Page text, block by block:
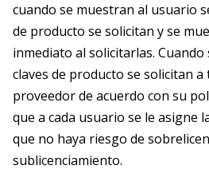
cuando se muestran al usuario
de producto se solicitan y se
inmediato al solicitarlas. Cuando
claves de producto se solicitan a
proveedor de acuerdo con su
que a cada usuario se le asigne
que no haya riesgo de
sublicenciamiento.